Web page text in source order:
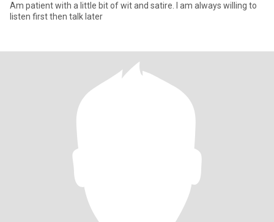
Am patient with a little bit of wit and satire. I am always willing to
listen first then talk later